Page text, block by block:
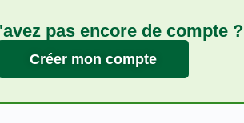
pas encore de compte ?
Créer mon compte